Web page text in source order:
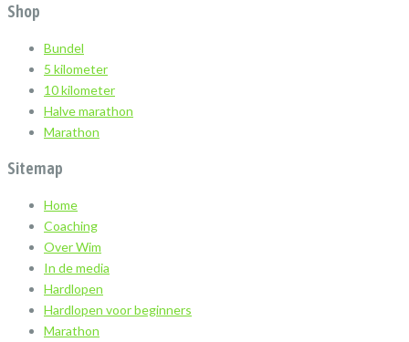
Shop
Bundel
5 kilometer
10 kilometer
Halve marathon
Marathon
Sitemap
Home
Coaching
Over Wim
In de media
Hardlopen
Hardlopen voor beginners
Marathon